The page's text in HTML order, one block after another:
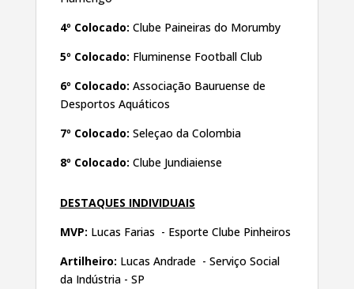
4º Colocado: Clube Paineiras do Morumby
5º Colocado: Fluminense Football Club
6º Colocado: Associação Bauruense de
Desportos Aquáticos
7º Colocado: Seleçao da Colombia
8º Colocado: Clube Jundiaiense
DESTAQUES INDIVIDUAIS
MVP: Lucas Farias - Esporte Clube Pinheiros
Artilheiro: Lucas Andrade - Serviço Social
da Indústria - SP